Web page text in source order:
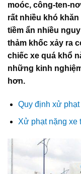
moóc, công-ten-
rất nhiều khó
tiềm ẩn nhiều
thảm khốc xảy ra
chiếc xe quá khổ
những kinh
hơn.
Quy định xử
Xử phạt nặng xe